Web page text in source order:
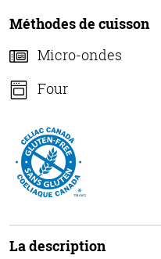
Méthodes de cuisson
Micro-ondes
Four
La description